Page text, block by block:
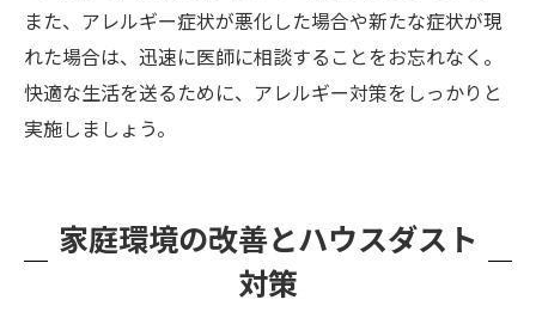
また、アレルギー症状が悪化した場合や新たな症状が現
れた場合は、迅速に医師に相談することをお忘れなく。
快適な生活を送るために、アレルギー対策をしっかりと
実施しましょう。
家庭環境の改善とハウスダスト
対策